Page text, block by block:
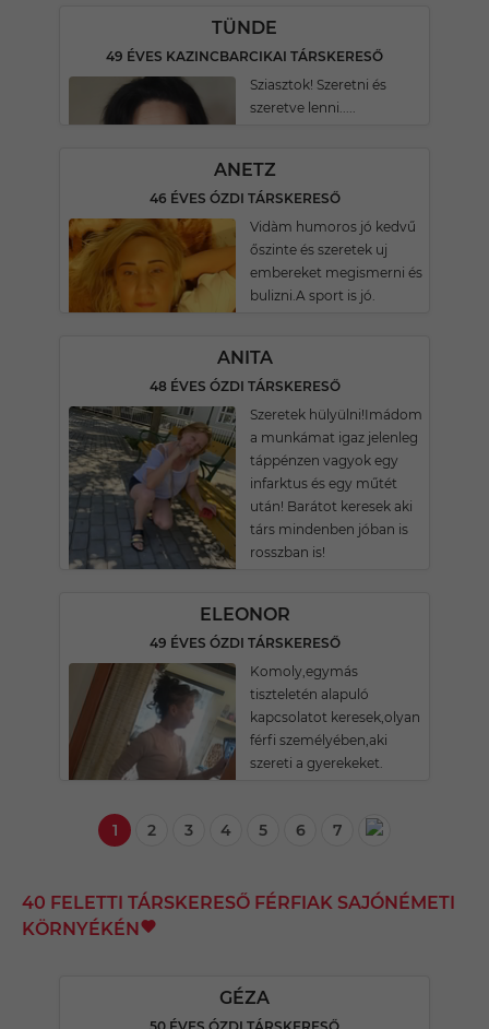
TÜNDE
49 ÉVES KAZINCBARCIKAI TÁRSKERESŐ
Sziasztok! Szeretni és
szeretve lenni.....
ANETZ
46 ÉVES ÓZDI TÁRSKERESŐ
Vidàm humoros jó kedvű
őszinte és szeretek uj
embereket megismerni és
bulizni.A sport is jó.
ANITA
48 ÉVES ÓZDI TÁRSKERESŐ
Szeretek hülyülni!Imádom
a munkámat igaz jelenleg
táppénzen vagyok egy
infarktus és egy műtét
után! Barátot keresek aki
társ mindenben jóban is
rosszban is!
ELEONOR
49 ÉVES ÓZDI TÁRSKERESŐ
Komoly,egymás
tiszteletén alapuló
kapcsolatot keresek,olyan
férfi személyében,aki
szereti a gyerekeket.
1 2 3 4 5 6 7
40 FELETTI TÁRSKERESŐ FÉRFIAK SAJÓNÉMETI
KÖRNYÉKÉN
GÉZA